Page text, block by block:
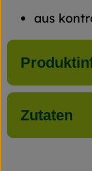
aus
Zutaten